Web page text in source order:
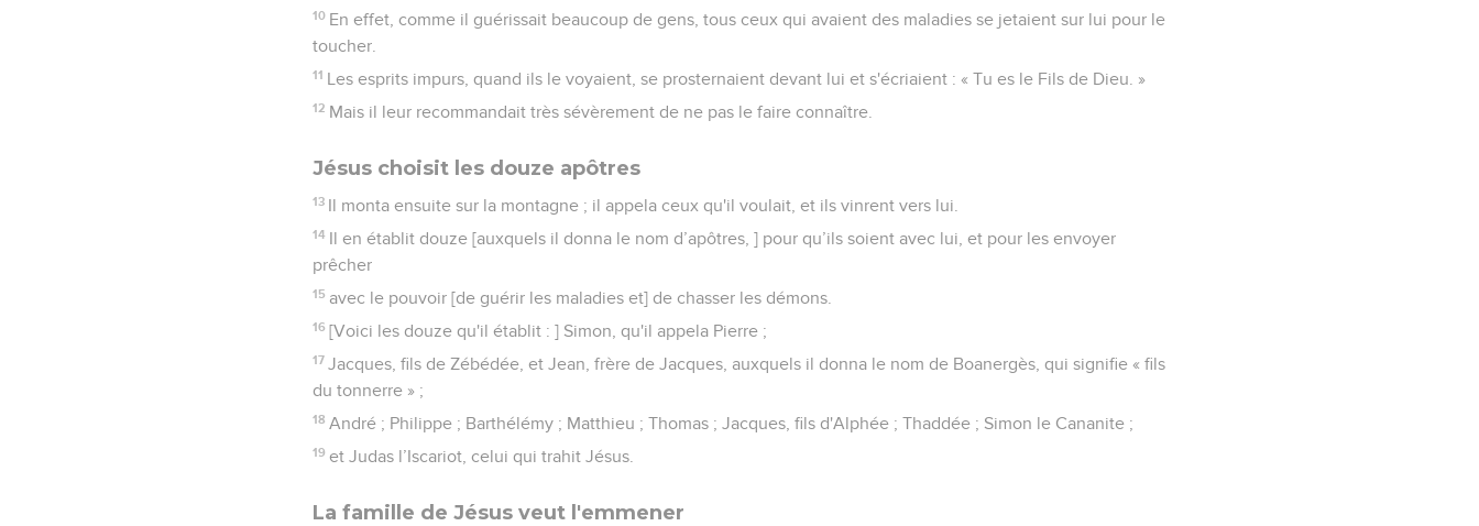
10 En effet, comme il guérissait beaucoup de gens, tous ceux qui avaient des maladies se jetaient sur lui pour le
toucher.
11 Les esprits impurs, quand ils le voyaient, se prosternaient devant lui et s'écriaient : « Tu es le Fils de Dieu. »
12 Mais il leur recommandait très sévèrement de ne pas le faire connaître.
Jésus choisit les douze apôtres
13 Il monta ensuite sur la montagne ; il appela ceux qu'il voulait, et ils vinrent vers lui.
14 Il en établit douze [auxquels il donna le nom d’apôtres, ] pour qu’ils soient avec lui, et pour les envoyer
prêcher
15 avec le pouvoir [de guérir les maladies et] de chasser les démons.
16 [Voici les douze qu'il établit : ] Simon, qu'il appela Pierre ;
17 Jacques, fils de Zébédée, et Jean, frère de Jacques, auxquels il donna le nom de Boanergès, qui signifie « fils
du tonnerre » ;
18 André ; Philippe ; Barthélémy ; Matthieu ; Thomas ; Jacques, fils d'Alphée ; Thaddée ; Simon le Cananite ;
19 et Judas l’Iscariot, celui qui trahit Jésus.
La famille de Jésus veut l'emmener